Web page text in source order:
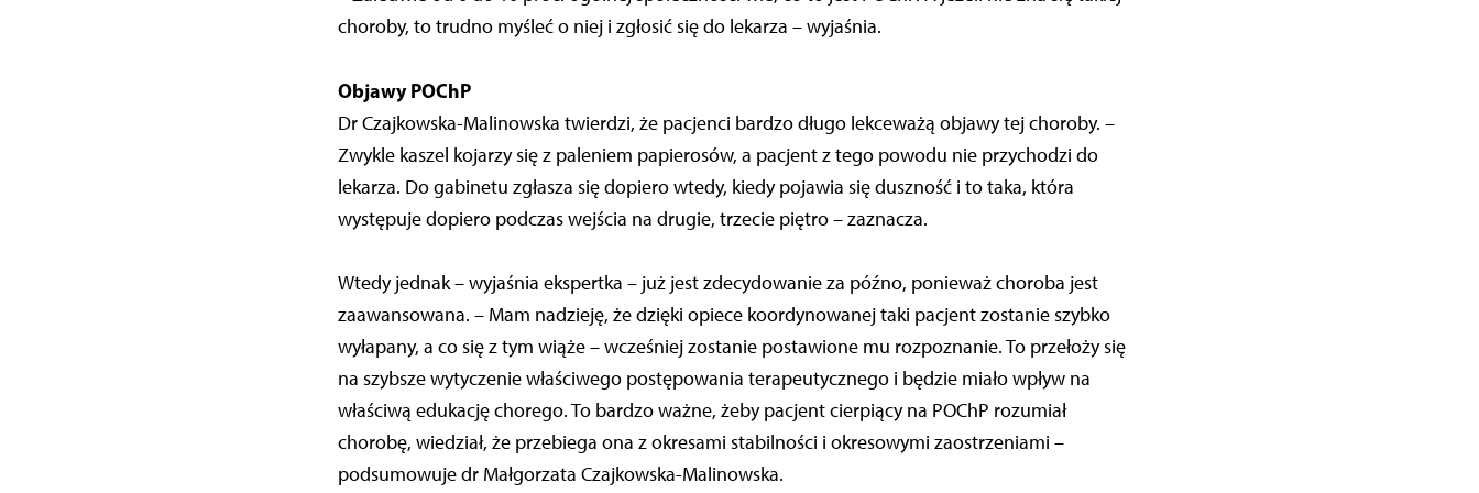
choroby, to trudno myśleć o niej i zgłosić się do lekarza – wyjaśnia.
Objawy POChP
Dr Czajkowska-Malinowska twierdzi, że pacjenci bardzo długo lekceważą objawy tej choroby. –
Zwykle kaszel kojarzy się z paleniem papierosów, a pacjent z tego powodu nie przychodzi do
lekarza. Do gabinetu zgłasza się dopiero wtedy, kiedy pojawia się duszność i to taka, która
występuje dopiero podczas wejścia na drugie, trzecie piętro – zaznacza.
Wtedy jednak – wyjaśnia ekspertka – już jest zdecydowanie za późno, ponieważ choroba jest
zaawansowana. – Mam nadzieję, że dzięki opiece koordynowanej taki pacjent zostanie szybko
wyłapany, a co się z tym wiąże – wcześniej zostanie postawione mu rozpoznanie. To przełoży się
na szybsze wytyczenie właściwego postępowania terapeutycznego i będzie miało wpływ na
właściwą edukację chorego. To bardzo ważne, żeby pacjent cierpiący na POChP rozumiał
chorobę, wiedział, że przebiega ona z okresami stabilności i okresowymi zaostrzeniami –
podsumowuje dr Małgorzata Czajkowska-Malinowska.